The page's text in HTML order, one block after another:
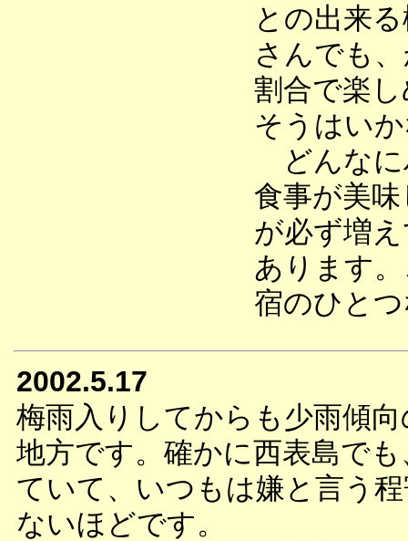
との出来
さんでも
割合で楽
そうはい
どんなに
食事が美
が必ず増
あります
宿のひと
2002.5.17
梅雨入りしてからも少雨傾
地方です。確かに西表島で
ていて、いつもは嫌と言う
ないほどです。